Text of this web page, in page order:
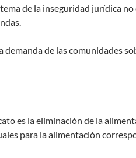
de la inseguridad jurídica no
de las comunidades
es la eliminación de la
para la alimentación